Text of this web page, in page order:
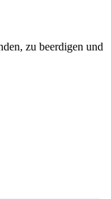
zu beerdigen und